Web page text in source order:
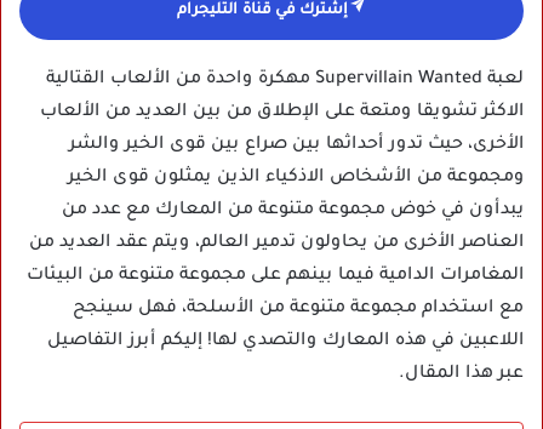
إشترك في قناة التليجرام
لعبة Supervillain Wanted مهكرة واحدة من الألعاب القتالية
الاكثر تشويقا ومتعة على الإطلاق من بين العديد من الألعاب
الأخرى، حيث تدور أحداثها بين صراع بين قوى الخير والشر
ومجموعة من الأشخاص الاذكياء الذين يمثلون قوى الخير
يبدأون في خوض مجموعة متنوعة من المعارك مع عدد من
العناصر الأخرى من يحاولون تدمير العالم، ويتم عقد العديد من
المغامرات الدامية فيما بينهم على مجموعة متنوعة من البيئات
مع استخدام مجموعة متنوعة من الأسلحة، فهل سينجح
اللاعبين في هذه المعارك والتصدي لها! إليكم أبرز التفاصيل
عبر هذا المقال.